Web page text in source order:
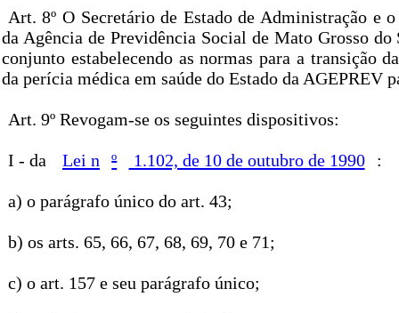
Art. 8º O Secretário de Estado de Administração e
da Agência de Previdência Social de Mato Grosso do
conjunto estabelecendo as normas para a transição
da perícia médica em saúde do Estado da AGEPREV
Art. 9º Revogam-se os seguintes dispositivos:
I - da Lei n º 1.102, de 10 de outubro de 1990 :
a) o parágrafo único do art. 43;
b) os arts. 65, 66, 67, 68, 69, 70 e 71;
c) o art. 157 e seu parágrafo único;